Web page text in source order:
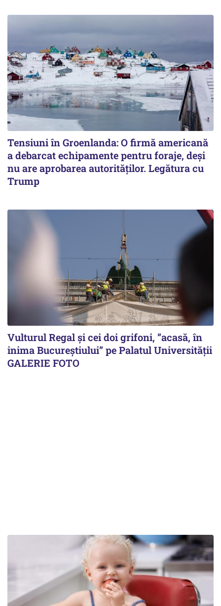
Tensiuni în Groenlanda: O firmă americană
a debarcat echipamente pentru foraje, deși
nu are aprobarea autorităților. Legătura cu
Trump
Vulturul Regal și cei doi grifoni, ”acasă, în
inima Bucureștiului” pe Palatul Universității
GALERIE FOTO